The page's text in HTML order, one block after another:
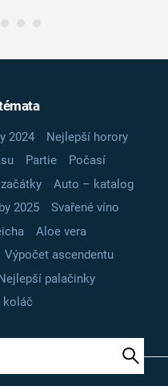
2024
Nejlepší horory
Partie
Počasí
Auto – katalog
2025
Svařené víno
Aloe vera
Výpočet ascendentu
palačinky
koláč